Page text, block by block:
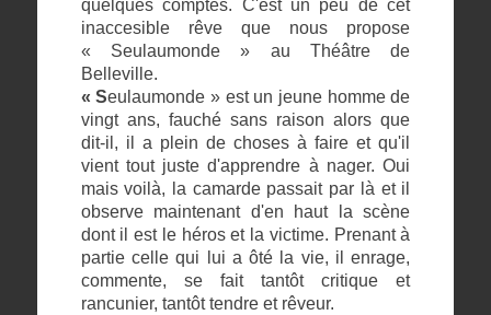
quelques comptes. C'est un peu de cet
inaccesible rêve que nous propose
« Seulaumonde » au Théâtre de
Belleville.
« Seulaumonde » est un jeune homme de
vingt ans, fauché sans raison alors que
dit-il, il a plein de choses à faire et qu'il
vient tout juste d'apprendre à nager. Oui
mais voilà, la camarde passait par là et il
observe maintenant d'en haut la scène
dont il est le héros et la victime. Prenant à
partie celle qui lui a ôté la vie, il enrage,
commente, se fait tantôt critique et
rancunier, tantôt tendre et rêveur.